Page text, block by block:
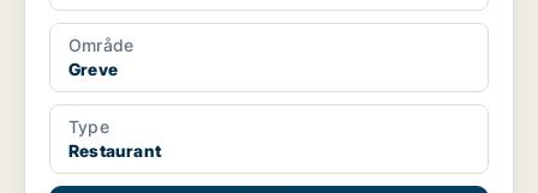
Område
Greve
Type
Restaurant